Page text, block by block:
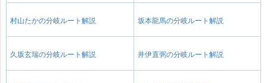
村山たかの分岐ルート解説 坂本龍馬の分岐ルート解説
久坂玄瑞の分岐ルート解説 井伊直弼の分岐ルート解説